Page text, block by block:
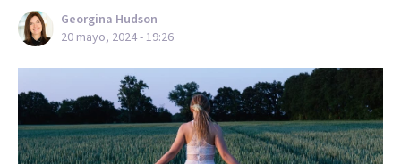
Georgina Hudson
20 mayo, 2024 - 19:26